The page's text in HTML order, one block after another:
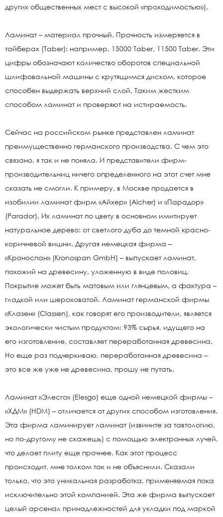
других общественных мест с высокой «проходимостью»).
Ламинат – материал прочный. Прочность измеряется в
тайберах (Taber): например, 15000 Taber, 11500 Taber. Эти
цифры обозначают количество оборотов специальной
шлифовальной машины с крутящимся диском, которое
способен выдержать верхний слой. Таким жестким
способом ламинат и проверяют на истираемость.
Сейчас на российском рынке представлен ламинат
преимущественно германского производства. С чем это
связано, я так и не поняла. И представители фирм-
производительниц ничего определенного на этот счет мне
сказать не смогли. К примеру, в Москве продается в
изобилии ламинат фирм «Айхер» (Aicher) и «Парадор»
(Parador). Их ламинат по цвету в основном имитирует
натуральное дерево: от светлого дуба до темной красно-
коричневой вишни. Другая немецкая фирма –
«Кроноспан» (Kronospan GmbH) – выпускает ламинат,
похожий на древесину, уложенную в виде половиц.
Покрытие может быть матовым или глянцевым, а фактура –
гладкой или шероховатой. Ламинат германской фирмы
«Клазен» (Classen), как говорят его производители, является
экологически чистым продуктом: 93% сырья, идущего на
его изготовление, составляет переработанная древесина.
Но еще раз подчеркиваю, переработанная древесина –
это все же уже не древесина, прошу не путать.
Ламинат «Элесго» (Elesgo) еще одной немецкой фирмы –
«ХДМ» (HDM) – отличается от других способом изготовления.
Эта фирма ламинирует ламинат (извините за тавтологию,
но по-другому не скажешь) с помощью электронных лучей,
что делает плиту еще прочнее. Как этот процесс
происходит, мне толком так и не объяснили. Сказали
только, что это уникальная разработка, применяемая пока
исключительно этой компанией. Эта же фирма выпускает
целый арсенал принадлежностей для укладки под маркой